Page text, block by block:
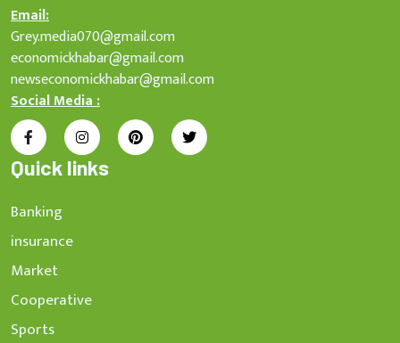
Email:
Grey.media070@gmail.com
economickhabar@gmail.com
newseconomickhabar@gmail.com
Social Media :
Quick links
Banking
insurance
Market
Cooperative
Sports